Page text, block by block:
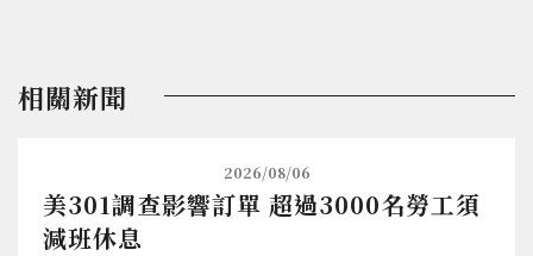
相關新聞
2026/08/06
美301調查影響訂單 超過3000名勞工須
減班休息